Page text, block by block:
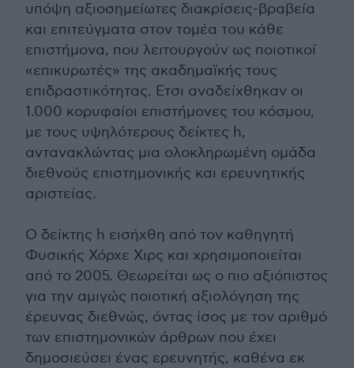
υπόψη αξιοσημείωτες διακρίσεις-βραβεία
και επιτεύγματα στον τομέα του κάθε
επιστήμονα, που λειτουργούν ως ποιοτικοί
«επικυρωτές» της ακαδημαϊκής τους
επιδραστικότητας. Ετσι αναδείχθηκαν οι
1.000 κορυφαίοι επιστήμονες του κόσμου,
με τους υψηλότερους δείκτες h,
αντανακλώντας μια ολοκληρωμένη ομάδα
διεθνούς επιστημονικής και ερευνητικής
αριστείας.
Ο δείκτης h εισήχθη από τον καθηγητή
Φυσικής Χόρχε Χιρς και χρησιμοποιείται
από το 2005. Θεωρείται ως ο πιο αξιόπιστος
για την αμιγώς ποιοτική αξιολόγηση της
έρευνας διεθνώς, όντας ίσος με τον αριθμό
των επιστημονικών άρθρων που έχει
δημοσιεύσει ένας ερευνητής, καθένα εκ